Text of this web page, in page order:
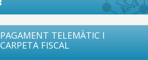
PAGAMENT TELEMÀTIC I
CARPETA FISCAL